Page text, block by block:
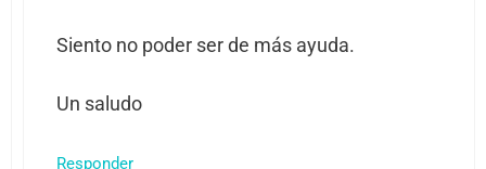
Siento no poder ser de más ayuda.
Un saludo
Responder